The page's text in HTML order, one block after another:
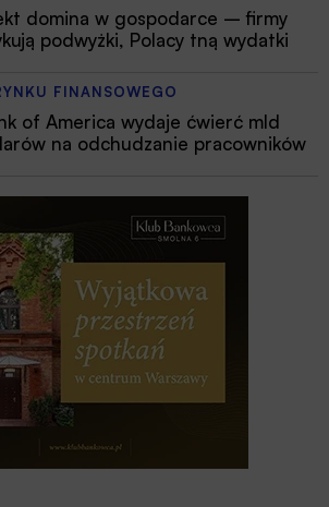
domina w gospodarce – firmy
podwyżki, Polacy tną wydatki
FINANSOWEGO
of America wydaje ćwierć mld
na odchudzanie pracowników